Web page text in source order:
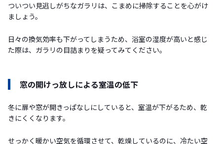
ついつい見逃しがちなガラリは、こまめに掃除することを心がけ
ましょう。
日々の換気効率も下がってしまうため、浴室の湿度が高いと感じ
た際は、ガラリの目詰まりを疑ってみてください。
窓の開けっ放しによる室温の低下
冬に扉や窓が開きっぱなしにしていると、室温が下がるため、乾
きにくくなります。
せっかく暖かい空気を循環させて、乾燥しているのに、冷たい空